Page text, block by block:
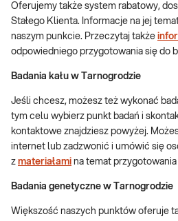
Oferujemy także system rabatowy,
Stałego Klienta. Informacje na jej
naszym punkcie. Przeczytaj także
odpowiedniego przygotowania się do
Badania kału w Tarnogrodzie
Jeśli chcesz, możesz też wykonać
tym celu wybierz punkt badań i
kontaktowe znajdziesz powyżej.
internet lub zadzwonić i umówić się
z materiałami na temat przygotowania
Badania genetyczne w Tarnogrodzie
Większość naszych punktów oferuje